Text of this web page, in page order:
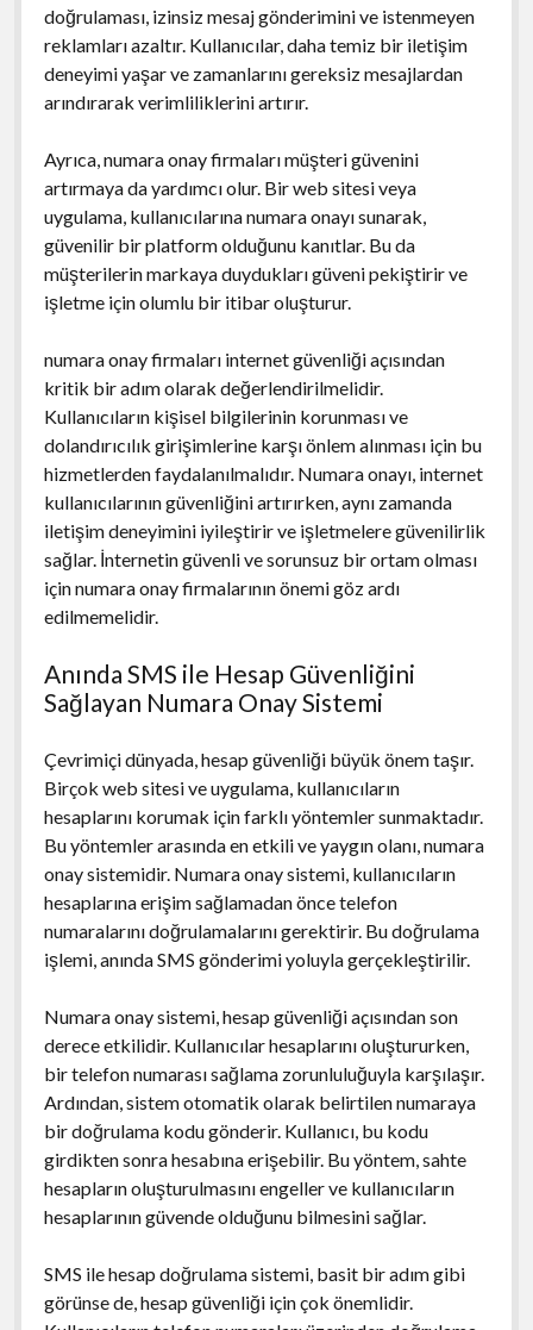
doğrulaması, izinsiz mesaj gönderimini ve istenmeyen
reklamları azaltır. Kullanıcılar, daha temiz bir iletişim
deneyimi yaşar ve zamanlarını gereksiz mesajlardan
arındırarak verimliliklerini artırır.
Ayrıca, numara onay firmaları müşteri güvenini
artırmaya da yardımcı olur. Bir web sitesi veya
uygulama, kullanıcılarına numara onayı sunarak,
güvenilir bir platform olduğunu kanıtlar. Bu da
müşterilerin markaya duydukları güveni pekiştirir ve
işletme için olumlu bir itibar oluşturur.
numara onay firmaları internet güvenliği açısından
kritik bir adım olarak değerlendirilmelidir.
Kullanıcıların kişisel bilgilerinin korunması ve
dolandırıcılık girişimlerine karşı önlem alınması için bu
hizmetlerden faydalanılmalıdır. Numara onayı, internet
kullanıcılarının güvenliğini artırırken, aynı zamanda
iletişim deneyimini iyileştirir ve işletmelere güvenilirlik
sağlar. İnternetin güvenli ve sorunsuz bir ortam olması
için numara onay firmalarının önemi göz ardı
edilmemelidir.
Anında SMS ile Hesap Güvenliğini
Sağlayan Numara Onay Sistemi
Çevrimiçi dünyada, hesap güvenliği büyük önem taşır.
Birçok web sitesi ve uygulama, kullanıcıların
hesaplarını korumak için farklı yöntemler sunmaktadır.
Bu yöntemler arasında en etkili ve yaygın olanı, numara
onay sistemidir. Numara onay sistemi, kullanıcıların
hesaplarına erişim sağlamadan önce telefon
numaralarını doğrulamalarını gerektirir. Bu doğrulama
işlemi, anında SMS gönderimi yoluyla gerçekleştirilir.
Numara onay sistemi, hesap güvenliği açısından son
derece etkilidir. Kullanıcılar hesaplarını oluştururken,
bir telefon numarası sağlama zorunluluğuyla karşılaşır.
Ardından, sistem otomatik olarak belirtilen numaraya
bir doğrulama kodu gönderir. Kullanıcı, bu kodu
girdikten sonra hesabına erişebilir. Bu yöntem, sahte
hesapların oluşturulmasını engeller ve kullanıcıların
hesaplarının güvende olduğunu bilmesini sağlar.
SMS ile hesap doğrulama sistemi, basit bir adım gibi
görünse de, hesap güvenliği için çok önemlidir.